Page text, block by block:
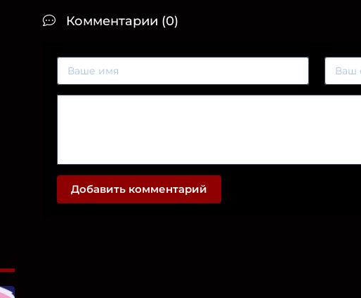
Комментарии (0)
Добавить комментарий